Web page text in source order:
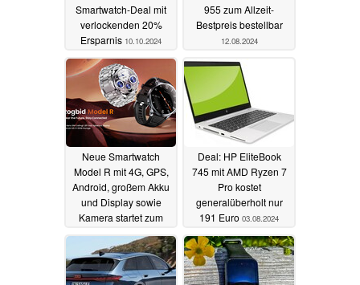
Smartwatch-Deal mit
verlockenden 20%
Ersparnis 10.10.2024
955 zum Allzeit-
Bestpreis bestellbar
12.08.2024
Neue Smartwatch
Model R mit 4G, GPS,
Android, großem Akku
und Display sowie
Kamera startet zum
halben Preis04.08.2024
Deal: HP EliteBook
745 mit AMD Ryzen 7
Pro kostet
generalüberholt nur
191 Euro 03.08.2024